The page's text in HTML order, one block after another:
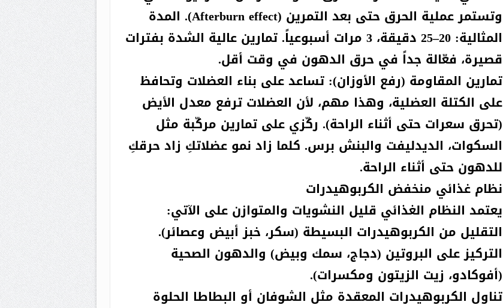
وتستمر عملية الحرق حتى بعد التمرين (Afterburn effect). المدة
المثالية: 20–25 دقيقة، 3 مرات أسبوعياً. تمارين عالية الشدة بفترات
قصيرة، فعّالة جداً في حرق الدهون في وقت أقل.
تمارين المقاومة (رفع الأوزان): تساعد على بناء العضلات وتحافظ
على الكتلة العضلية، وهذا مهم، لأن العضلات ترفع معدل الأيض
(تحرق سعرات حتى أثناء الراحة). ركّزي على تمارين مركّبة مثل
السكوات، الديدليفت والبنش برس. كلما زاد نمو عضلاتكِ زاد حرقكِ
للدهون حتى أثناء الراحة.
نظام غذائي منخفض الكربوهيدرات
يعتمد النظام الغذائي قليل النشويات والمتوازن على الآتي:
التقليل من الكربوهيدرات البسيطة (سكر، خبز أبيض وعصائر).
التركيز على البروتين (دجاج، سمك وبيض) والدهون الصحية
(أفوكادو، زيت الزيتون ومكسرات).
تناول الكربوهيدرات المعقدة مثل الشوفان أو البطاطا الحلوة